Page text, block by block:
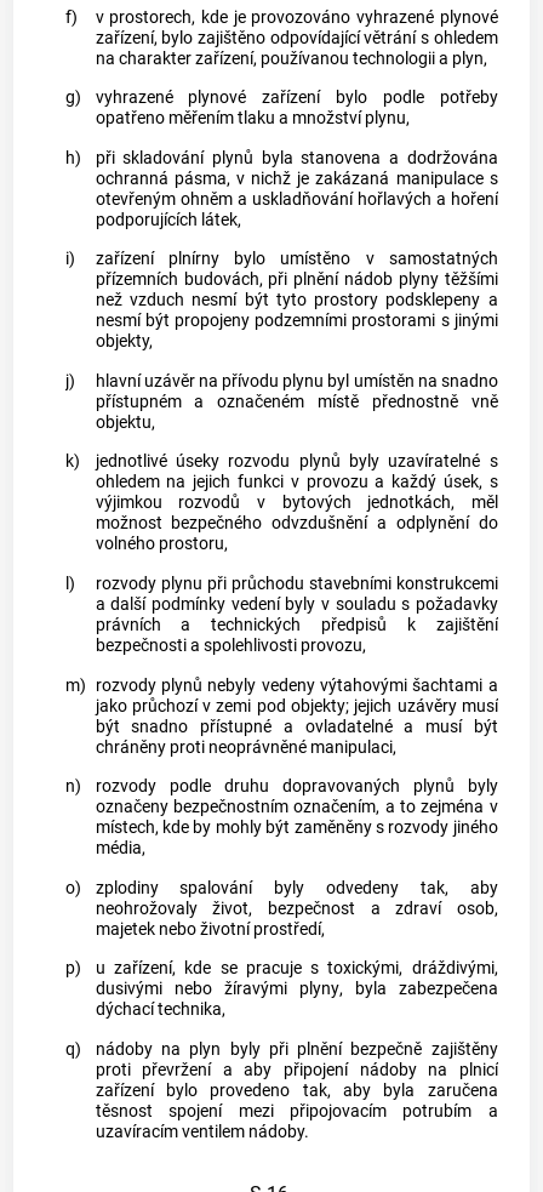
f)
v prostorech, kde je provozováno vyhrazené plynové
zařízení, bylo zajištěno odpovídající větrání s ohledem
na charakter zařízení, používanou technologii a plyn,
g)
vyhrazené plynové zařízení bylo podle potřeby
opatřeno měřením tlaku a množstvíplynu,
h)
při skladování plynů byla stanovena a dodržována
ochranná pásma, v nichž je zakázaná manipulace s
otevřeným ohněm a uskladňování hořlavých a hoření
podporujících látek,
i)
zařízení plnírny bylo umístěno v samostatných
přízemních budovách, při plnění nádob plynytěžšími
než vzduch nesmí být tyto prostory podsklepeny a
nesmí být propojeny podzemními prostorami s jinými
objekty,
j)
hlavní uzávěr na přívodu plynu byl umístěn na snadno
přístupném a označeném místě přednostně vně
objektu,
k)
jednotlivé úseky rozvodu plynů byly uzavíratelné s
ohledem na jejich funkci v provozu a každý úsek, s
výjimkou rozvodů v bytových jednotkách, měl
možnost bezpečného odvzdušnění a odplynění do
volného prostoru,
l)
rozvody plynu při průchodu stavebními konstrukcemi
a další podmínky vedení byly v souladu s požadavky
právních a technických předpisů k zajištění
bezpečnosti a spolehlivosti provozu,
m) rozvody plynů nebyly vedeny výtahovými šachtami a
jako průchozí v zemi pod objekty; jejich uzávěry musí
být snadno přístupné a ovladatelné a musí být
chráněny proti neoprávněné manipulaci,
n)
rozvody podle druhu dopravovaných plynů byly
označeny bezpečnostním označením, a to zejména v
místech, kde by mohly být zaměněny s rozvody jiného
média,
o)
zplodiny spalování byly odvedeny tak, aby
neohrožovaly život, bezpečnost a zdraví osob,
majetek nebo životní prostředí,
p)
u zařízení, kde se pracuje s toxickými, dráždivými,
dusivými nebo žíravými plyny, byla zabezpečena
dýchací technika,
q)
nádoby na plyn byly při plnění bezpečně zajištěny
proti převržení a aby připojení nádoby na plnicí
zařízení bylo provedeno tak, aby byla zaručena
těsnost spojení mezi připojovacím potrubím a
uzavíracím ventilem nádoby.